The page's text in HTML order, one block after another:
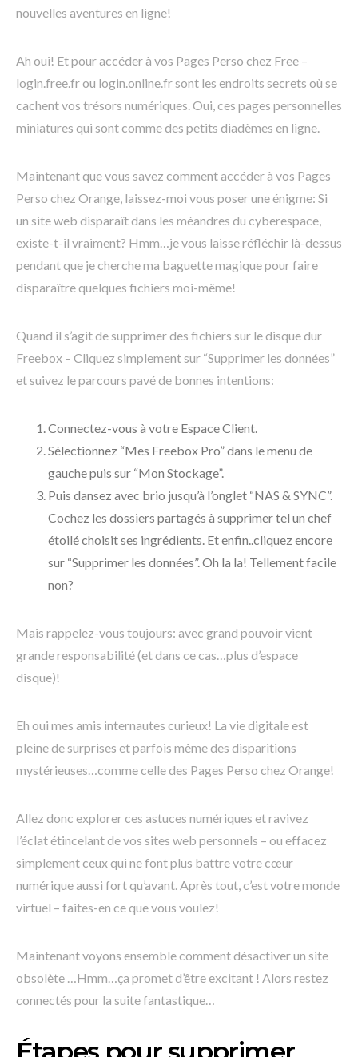
nouvelles aventures en ligne!
Ah oui! Et pour accéder à vos Pages Perso chez Free –
login.free.fr ou login.online.fr sont les endroits secrets où se
cachent vos trésors numériques. Oui, ces pages personnelles
miniatures qui sont comme des petits diadèmes en ligne.
Maintenant que vous savez comment accéder à vos Pages
Perso chez Orange, laissez-moi vous poser une énigme: Si
un site web disparaît dans les méandres du cyberespace,
existe-t-il vraiment? Hmm…je vous laisse réfléchir là-dessus
pendant que je cherche ma baguette magique pour faire
disparaître quelques fichiers moi-même!
Quand il s’agit de supprimer des fichiers sur le disque dur
Freebox – Cliquez simplement sur “Supprimer les données”
et suivez le parcours pavé de bonnes intentions:
Connectez-vous à votre Espace Client.
Sélectionnez “Mes Freebox Pro” dans le menu de
gauche puis sur “Mon Stockage”.
Puis dansez avec brio jusqu’à l’onglet “NAS & SYNC”.
Cochez les dossiers partagés à supprimer tel un chef
étoilé choisit ses ingrédients. Et enfin..cliquez encore
sur “Supprimer les données”. Oh la la! Tellement facile
non?
Mais rappelez-vous toujours: avec grand pouvoir vient
grande responsabilité (et dans ce cas…plus d’espace
disque)!
Eh oui mes amis internautes curieux! La vie digitale est
pleine de surprises et parfois même des disparitions
mystérieuses…comme celle des Pages Perso chez Orange!
Allez donc explorer ces astuces numériques et ravivez
l’éclat étincelant de vos sites web personnels – ou effacez
simplement ceux qui ne font plus battre votre cœur
numérique aussi fort qu’avant. Après tout, c’est votre monde
virtuel – faites-en ce que vous voulez!
Maintenant voyons ensemble comment désactiver un site
obsolète …Hmm…ça promet d’être excitant ! Alors restez
connectés pour la suite fantastique…